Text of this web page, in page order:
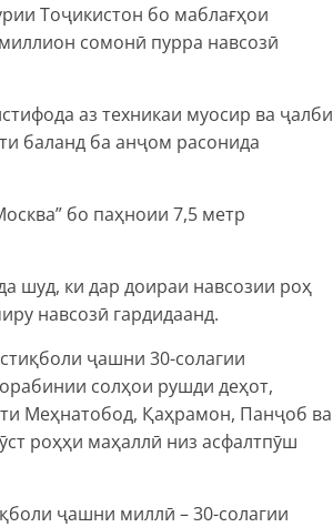
Тоҷикистон бо маблағҳои
сомонӣ пурра навсозӣ
аз техникаи муосир ва ҷалби
баланд ба анҷом расонида
бо паҳноии 7,5 метр
шуд, ки дар доираи навсозии роҳ
навсозӣ гардидаанд.
ҷашни 30-солагии
солҳои рушди деҳот,
Меҳнатобод, Қаҳрамон, Панҷоб ва
роҳҳи маҳаллӣ низ асфалтпӯш
ҷашни миллӣ – 30-солагии